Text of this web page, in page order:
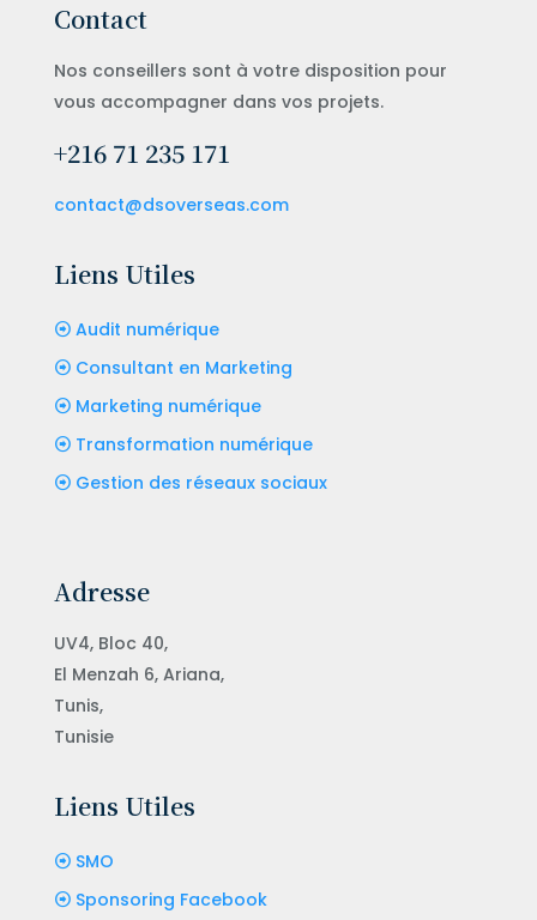
Contact
Nos conseillers sont à votre disposition pour
vous accompagner dans vos projets.
+216 71 235 171
contact@dsoverseas.com
Liens Utiles
Audit numérique
Consultant en Marketing
Marketing numérique
Transformation numérique
Gestion des réseaux sociaux
Adresse
UV4, Bloc 40,
El Menzah 6, Ariana,
Tunis,
Tunisie
Liens Utiles
SMO
Sponsoring Facebook